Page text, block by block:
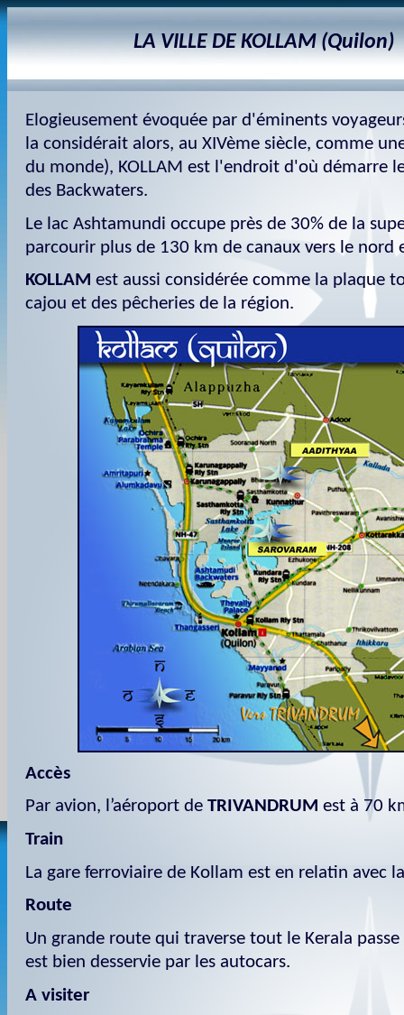
LA VILLE DE KOLLAM (Quilon)
Elogieusement évoquée par d'éminents
la considérait alors, au XIVème siècle, comme
du monde), KOLLAM est l'endroit d'où démarre
des Backwaters.
Le lac Ashtamundi occupe près de 30% de la
parcourir plus de 130 km de canaux vers le nord
KOLLAM est aussi considérée comme la plaque
cajou et des pêcheries de la région.
Accès
Par avion, l’aéroport de TRIVANDRUM est à 70
Train
La gare ferroviaire de Kollam est en relatin avec
Route
Un grande route qui traverse tout le Kerala
est bien desservie par les autocars.
A visiter